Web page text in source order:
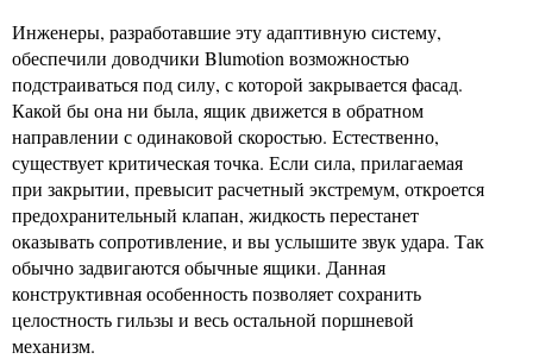
Инженеры, разработавшие эту адаптивную систему,
обеспечили доводчики Blumotion возможностью
подстраиваться под силу, с которой закрывается фасад.
Какой бы она ни была, ящик движется в обратном
направлении с одинаковой скоростью. Естественно,
существует критическая точка. Если сила, прилагаемая
при закрытии, превысит расчетный экстремум, откроется
предохранительный клапан, жидкость перестанет
оказывать сопротивление, и вы услышите звук удара. Так
обычно задвигаются обычные ящики. Данная
конструктивная особенность позволяет сохранить
целостность гильзы и весь остальной поршневой
механизм.